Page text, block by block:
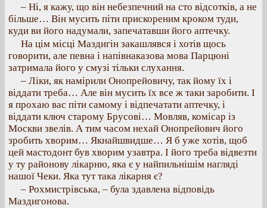
– Ні, я кажу, що він небезпечний на сто відсотків, а не
більше… Він мусить піти прискореним кроком туди,
куди ви його надумали, запечатавши його аптечку.
На цім місці Маздигін закашлявся і хотів щось
говорити, але певна і напівнаказова мова Парцюні
затримала його у смузі тільки слухання.
– Ліки, як намірили Онопрейовичу, так йому їх і
віддати треба… Але він мусить їх все ж таки заробити. І
я прохаю вас піти самому і відпечатати аптечку, і
віддати ключ старому Брусові… Мовляв, комісар із
Москви звелів. А тим часом нехай Онопрейович його
зробить хворим… Якнайшвидше… Я б уже хотів, щоб
цей мастодонт був хворим узавтра. І його треба відвезти
у ту районову лікарню, яка є у найпильнішім нагляді
нашої Чеки. Яка тут така лікарня є?
– Рохмистрівська, – була здавлена відповідь
Маздигонова.